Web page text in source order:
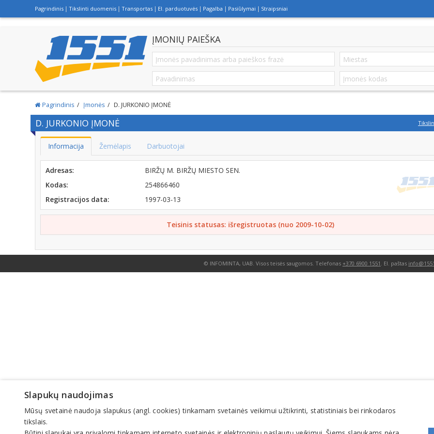
Pagrindinis Tikslinti duomenis Transportas El. parduotuvės Pagalba Pasiūlymai Straipsniai
ĮMONIŲ PAIEŠKA
Pagrindinis Įmonės D. JURKONIO ĮMONĖ
D. JURKONIO ĮMONĖ
Informacija Žemėlapis Darbuotojai
Adresas:
BIRŽŲ M. BIRŽŲ MIESTO SEN.
Kodas:
254866460
Registracijos data:
1997-03-13
Teisinis statusas: išregistruotas (nuo 2009-10-02)
© INFOMINTA, UAB. Visos teisės saugomos. Telefonas +370 6900 1551 . El. paštas
Slapukų naudojimas
Mūsų svetainė naudoja slapukus (angl. cookies) tinkamam svetainės veikimui užtikrinti, statistiniais bei rinkodaros
tikslais.